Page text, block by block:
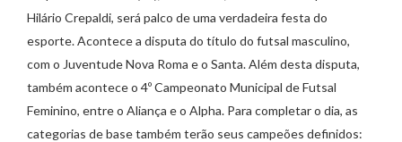
Hilário Crepaldi, será palco de uma verdadeira festa do
esporte. Acontece a disputa do título do futsal masculino,
com o Juventude Nova Roma e o Santa. Além desta disputa,
também acontece o 4º Campeonato Municipal de Futsal
Feminino, entre o Aliança e o Alpha. Para completar o dia, as
categorias de base também terão seus campeões definidos: